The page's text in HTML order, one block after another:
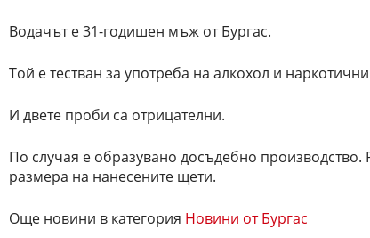
Водачът е 31-годишен мъж от Бургас.
Той е тестван за употреба на алкохол и
И двете проби са отрицателни.
По случая е образувано досъдебно производство.
размера на нанесените щети.
Още новини в категория Новини от Бургас